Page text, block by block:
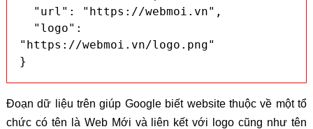
"https://webmoi.vn/logo.png"
}
Đoạn dữ liệu trên giúp Google biết website thuộc về một tổ
chức có tên là Web Mới và liên kết với logo cũng như tên